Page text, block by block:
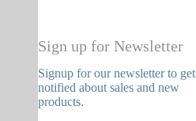
Sign up for Newsletter
Signup for our newsletter to get
notified about sales and new
products.